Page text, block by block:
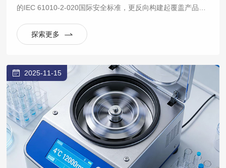
的IEC 61010-2-020国际安全标准，更反向构建起覆盖产品全
拆解为数百项可量化、可重复的严苛测试。
探索更多
2025-11-15